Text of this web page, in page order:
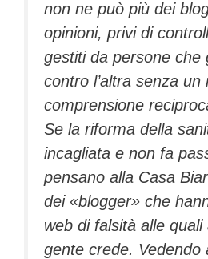
non ne può più dei
opinioni, privi di
gestiti da persone che
contro l’altra senza un
comprensione
Se la riforma della
incagliata e non fa
pensano alla Casa
dei «blogger» che
web di falsità alle quali
gente crede. Vedendo